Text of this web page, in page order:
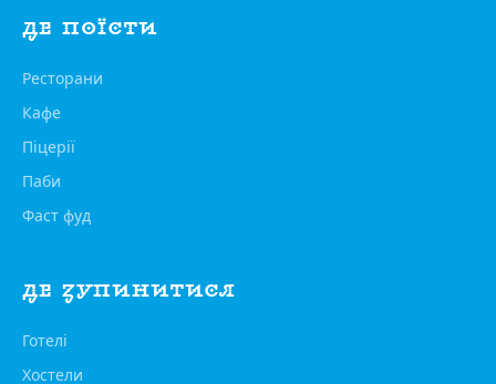
ДЕ ПОЇСТИ
Ресторани
Кафе
Піцерії
Паби
Фаст фуд
ДЕ ЗУПИНИТИСЯ
Готелі
Хостели